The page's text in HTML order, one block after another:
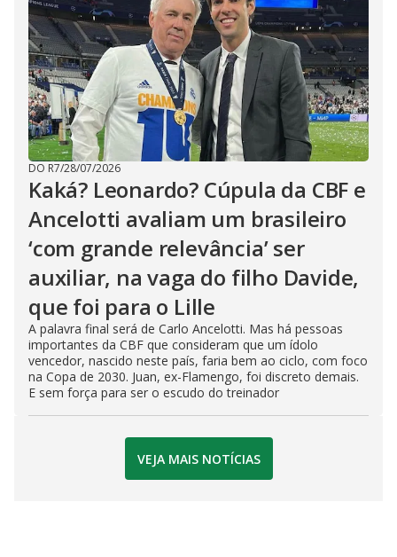
DO R7/28/07/2026
Kaká? Leonardo? Cúpula da CBF e
Ancelotti avaliam um brasileiro
‘com grande relevância’ ser
auxiliar, na vaga do filho Davide,
que foi para o Lille
A palavra final será de Carlo Ancelotti. Mas há pessoas
importantes da CBF que consideram que um ídolo
vencedor, nascido neste país, faria bem ao ciclo, com foco
na Copa de 2030. Juan, ex-Flamengo, foi discreto demais.
E sem força para ser o escudo do treinador
VEJA MAIS NOTÍCIAS